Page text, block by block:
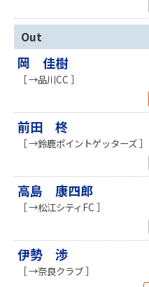
Out
岡 佳樹
［ →品川CC ］
前田 柊
［ →鈴鹿ポイントゲッターズ ］
高島 康四郎
［ →松江シティFC ］
伊勢 渉
［ →奈良クラブ ］